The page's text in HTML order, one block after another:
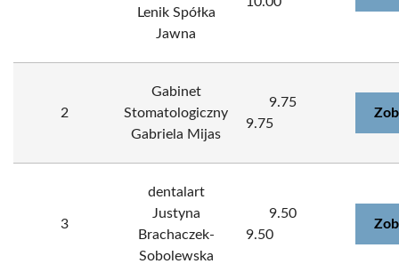
Lenik Spółka
Jawna
2
Gabinet
Stomatologiczny
Gabriela Mijas
9.75
9.75
3
dentalart
Justyna
Brachaczek-
Sobolewska
9.50
9.50